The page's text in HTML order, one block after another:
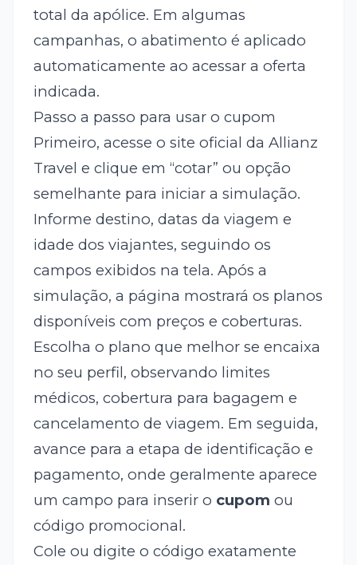
total da apólice. Em algumas
campanhas, o abatimento é aplicado
automaticamente ao acessar a oferta
indicada.
Passo a passo para usar o cupom
Primeiro, acesse o site oficial da Allianz
Travel e clique em “cotar” ou opção
semelhante para iniciar a simulação.
Informe destino, datas da viagem e
idade dos viajantes, seguindo os
campos exibidos na tela. Após a
simulação, a página mostrará os planos
disponíveis com preços e coberturas.
Escolha o plano que melhor se encaixa
no seu perfil, observando limites
médicos, cobertura para bagagem e
cancelamento de viagem. Em seguida,
avance para a etapa de identificação e
pagamento, onde geralmente aparece
um campo para inserir o cupom ou
código promocional.
Cole ou digite o código exatamente